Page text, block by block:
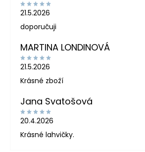
21.5.2026
doporučuji
MARTINA LONDINOVÁ
21.5.2026
Krásné zboží
Jana Svatošová
20.4.2026
Krásné lahvičky.